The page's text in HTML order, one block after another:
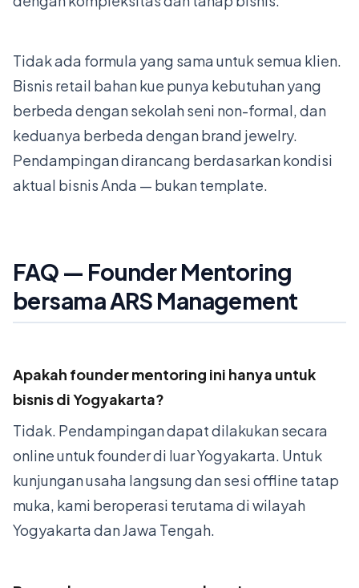
Tidak ada formula yang sama untuk semua klien.
Bisnis retail bahan kue punya kebutuhan yang
berbeda dengan sekolah seni non-formal, dan
keduanya berbeda dengan brand jewelry.
Pendampingan dirancang berdasarkan kondisi
aktual bisnis Anda — bukan template.
FAQ — Founder Mentoring
bersama ARS Management
Apakah founder mentoring ini hanya untuk
bisnis di Yogyakarta?
Tidak. Pendampingan dapat dilakukan secara
online untuk founder di luar Yogyakarta. Untuk
kunjungan usaha langsung dan sesi offline tatap
muka, kami beroperasi terutama di wilayah
Yogyakarta dan Jawa Tengah.